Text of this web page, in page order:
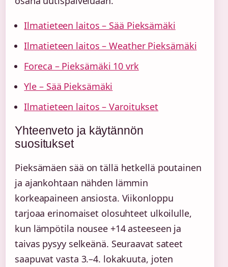
Ilmatieteen laitos – Sää Pieksämäki
Ilmatieteen laitos – Weather Pieksämäki
Foreca – Pieksämäki 10 vrk
Yle – Sää Pieksämäki
Ilmatieteen laitos – Varoitukset
Yhteenveto ja käytännön
suositukset
Pieksämäen sää on tällä hetkellä poutainen
ja ajankohtaan nähden lämmin
korkeapaineen ansiosta. Viikonloppu
tarjoaa erinomaiset olosuhteet ulkoilulle,
kun lämpötila nousee +14 asteeseen ja
taivas pysyy selkeänä. Seuraavat sateet
saapuvat vasta 3.–4. lokakuuta, joten